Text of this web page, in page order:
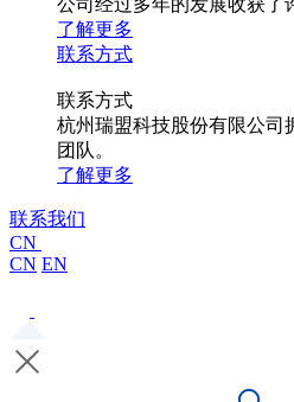
公司经过多年的发展收获了
了解更多
联系方式
联系方式
杭州瑞盟科技股份有限公司
团队。
了解更多
联系我们
CN
CN EN